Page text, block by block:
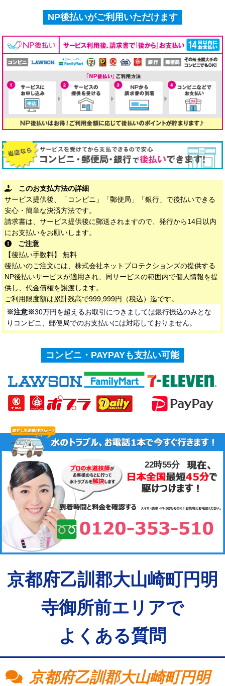
NP後払いがご利用いただけます
このお支払方法の詳細
サービス提供後、「コンビニ」「郵便局」「銀行」で後払いできる
安心・簡単な決済方法です。
請求書は、サービス提供後に郵送されますので、発行から14日以内
にお支払いをお願いします。
ご注意
【後払い手数料】 無料
後払いのご注文には、株式会社ネットプロテクションズの提供する
NP後払いサービスが適用され、同サービスの範囲内で個人情報を提
供し、代金債権を譲渡します。
ご利用限度額は累計残高で999,999円（税込）迄です。
※注意※30万円を超えるお取引につきましては銀行振込のみとな
りコンビニ、郵便局でのお支払いには対応しておりません。
コンビニ・PAYPAYも支払い可能
22時55分
京都府乙訓郡大山崎町円明
寺御所前エリアで
よくある質問
京都府乙訓郡大山崎町円明